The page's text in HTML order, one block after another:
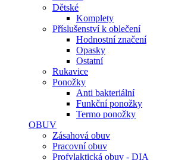
Dětské
Komplety
Příslušenství k oblečení
Hodnostní značení
Opasky
Ostatní
Rukavice
Ponožky
Anti bakteriální
Funkční ponožky
Termo ponožky
OBUV
Zásahová obuv
Pracovní obuv
Profylaktická obuv - DIA